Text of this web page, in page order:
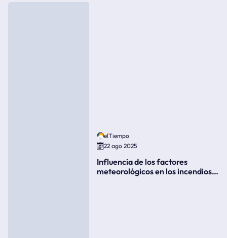
elTiempo
22 ago 2025
Influencia de los factores
meteorológicos en los incendios